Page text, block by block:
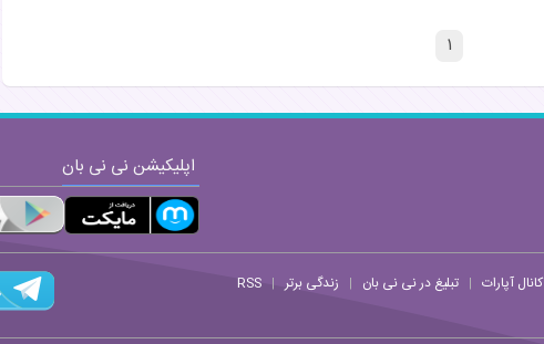
۱
اپلیکیشن نی نی بان
کانال آپارات | تبلیغ در نی نی بان | زندگی برتر |
RSS